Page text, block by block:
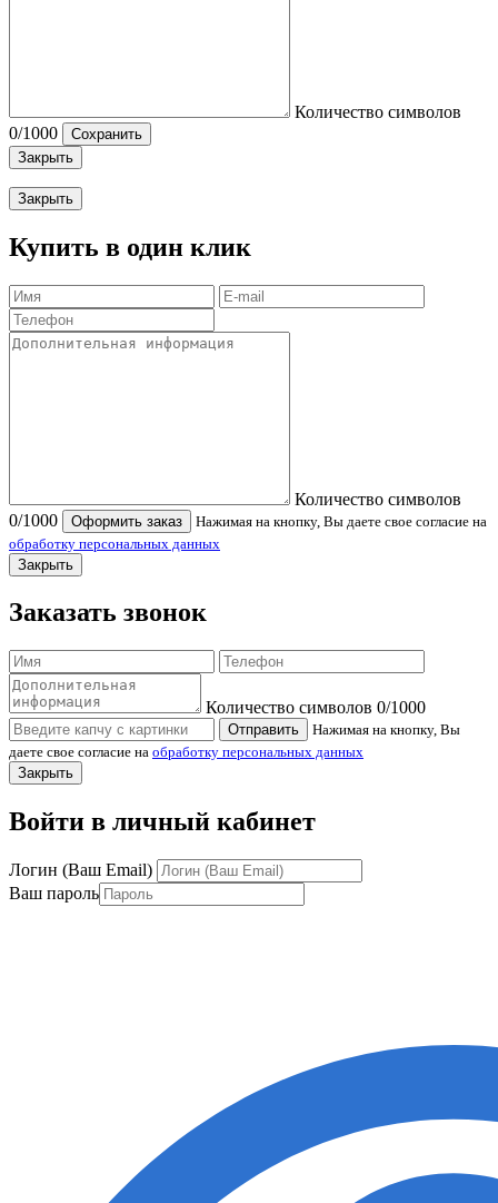
Количество символов
0/1000
Сохранить
Закрыть
Закрыть
Купить в один клик
Количество символов
0/1000 Оформить заказ
Нажимая на кнопку, Вы даете свое согласие на
обработку персональных данных
Закрыть
Заказать звонок
Количество символов 0/1000
Отправить
Нажимая на кнопку, Вы
даете свое согласие на обработку персональных данных
Закрыть
Войти в личный кабинет
Логин (Ваш Email)
Ваш пароль